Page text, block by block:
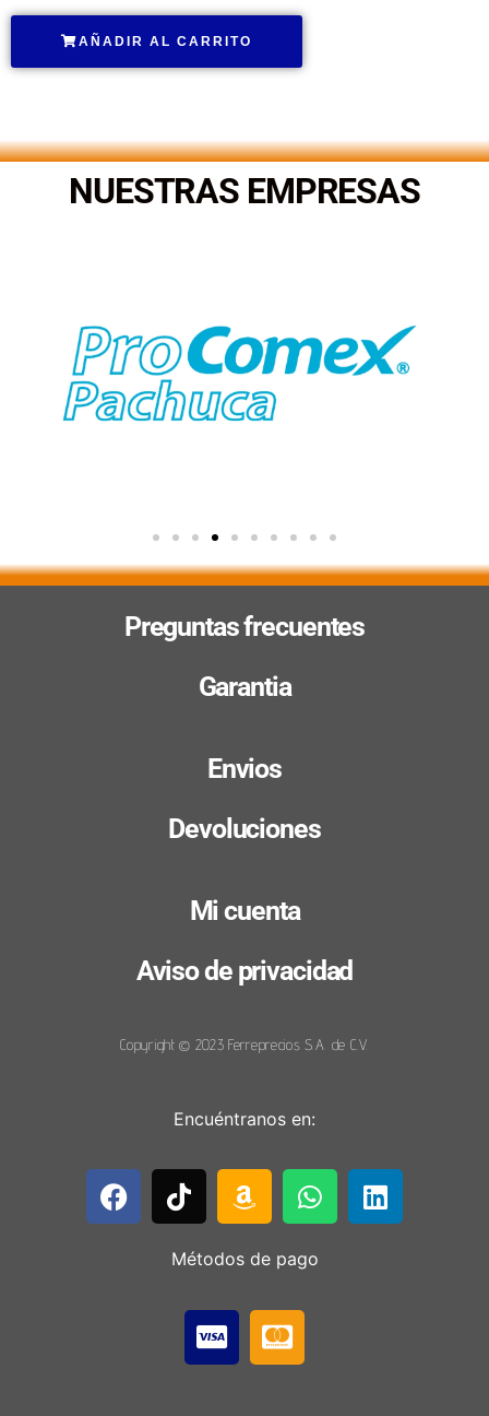
AÑADIR AL CARRITO
NUESTRAS EMPRESAS
Preguntas frecuentes
Garantia
Envios
Devoluciones
Mi cuenta
Aviso de privacidad
Copyright © 2023 Ferreprecios S.A. de C.V.
Encuéntranos en:
Métodos de pago